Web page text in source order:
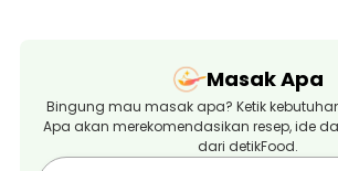
Masak Apa
Bingung mau masak apa? Ketik
Apa akan merekomendasikan resep, ide
dari detikFood.